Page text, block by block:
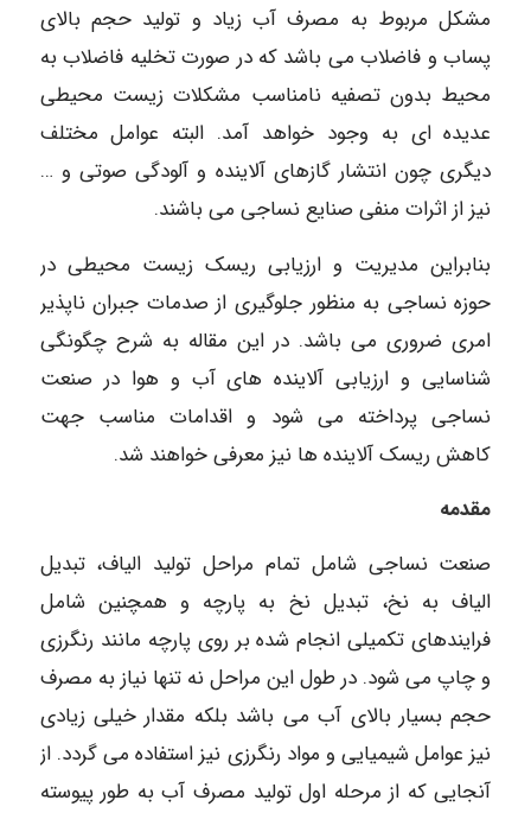
مشکل مربوط به مصرف آب زیاد و تولید حجم بالای
پساب و فاضلاب می باشد که در صورت تخلیه فاضلاب به
محیط بدون تصفیه نامناسب مشکلات زیست محیطی
عدیده ای به وجود خواهد آمد. البته عوامل مختلف
دیگری چون انتشار گازهای آلاینده و آلودگی صوتی و …
نیز از اثرات منفی صنایع نساجی می باشند.
بنابراین مدیریت و ارزیابی ریسک زیست محیطی در
حوزه نساجی به منظور جلوگیری از صدمات جبران ناپذیر
امری ضروری می باشد. در این مقاله به شرح چگونگی
شناسایی و ارزیابی آلاینده های آب و هوا در صنعت
نساجی پرداخته می شود و اقدامات مناسب جهت
کاهش ریسک آلاینده ها نیز معرفی خواهند شد.
مقدمه
صنعت نساجی شامل تمام مراحل تولید الیاف، تبدیل
الیاف به نخ، تبدیل نخ به پارچه و همچنین شامل
فرایندهای تکمیلی انجام شده بر روی پارچه مانند رنگرزی
و چاپ می شود. در طول این مراحل نه تنها نیاز به مصرف
حجم بسیار بالای آب می باشد بلکه مقدار خیلی زیادی
نیز عوامل شیمیایی و مواد رنگرزی نیز استفاده می گردد. از
آنجایی که از مرحله اول تولید مصرف آب به طور پیوسته